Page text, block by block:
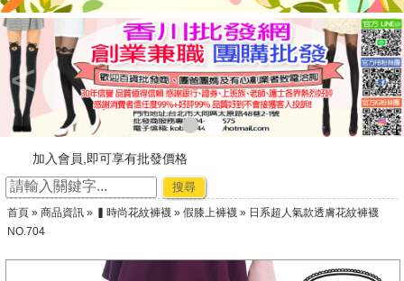
<
加入會員,即可享有批發價格
新官網，購物好輕鬆
☆ ★~廠商合作-專利技術~☆ ★
★★年節出貨公告★★
搜尋
首頁» 商品資訊» ▍時尚花紋褲襪» 假膝上褲襪» 日系超人氣款透膚花紋褲襪
NO.704